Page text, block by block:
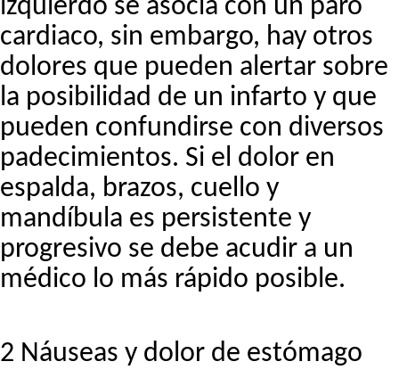
izquierdo se asocia con un paro
cardiaco, sin embargo, hay otros
dolores que pueden alertar sobre
la posibilidad de un infarto y que
pueden confundirse con diversos
padecimientos. Si el dolor en
espalda, brazos, cuello y
mandíbula es persistente y
progresivo se debe acudir a un
médico lo más rápido posible.
2 Náuseas y dolor de estómago